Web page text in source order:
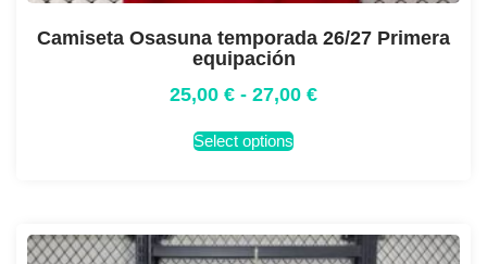
Camiseta Osasuna temporada 26/27 Primera
equipación
25,00 € - 27,00 €
Select options